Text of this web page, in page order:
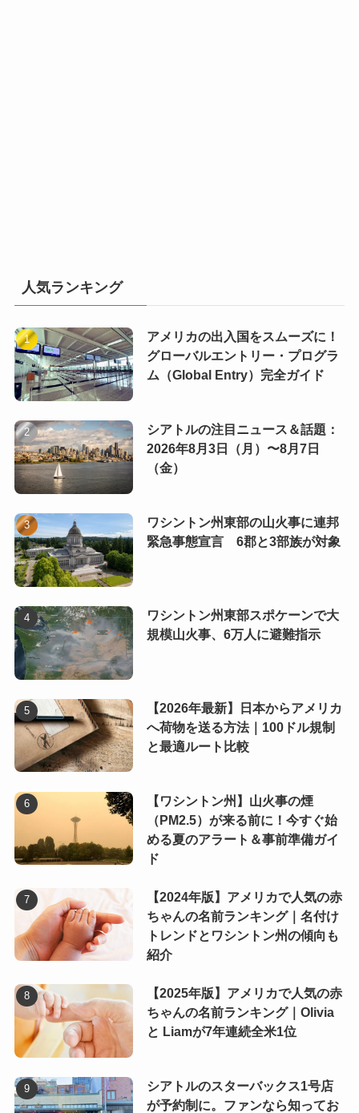
人気ランキング
アメリカの出入国をスムーズに！
グローバルエントリー・プログラ
ム（Global Entry）完全ガイド
シアトルの注目ニュース＆話題：
2026年8月3日（月）〜8月7日
（金）
ワシントン州東部の山火事に連邦
緊急事態宣言 6郡と3部族が対象
ワシントン州東部スポケーンで大
規模山火事、6万人に避難指示
【2026年最新】日本からアメリカ
へ荷物を送る方法｜100ドル規制
と最適ルート比較
【ワシントン州】山火事の煙
（PM2.5）が来る前に！今すぐ始
める夏のアラート＆事前準備ガイ
ド
【2024年版】アメリカで人気の赤
ちゃんの名前ランキング｜名付け
トレンドとワシントン州の傾向も
紹介
【2025年版】アメリカで人気の赤
ちゃんの名前ランキング｜Olivia
と Liamが7年連続全米1位
シアトルのスターバックス1号店
が予約制に。ファンなら知ってお